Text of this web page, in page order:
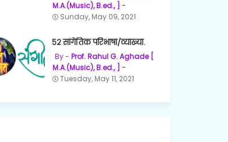
M.A.(Music), B.ed., ]
Sunday, May 09, 2021
५२ सांगेतिक परिभाषा/व्याख्या.
Prof. Rahul G. Aghade [
M.A.(Music), B.ed., ]
Tuesday, May 11, 2021